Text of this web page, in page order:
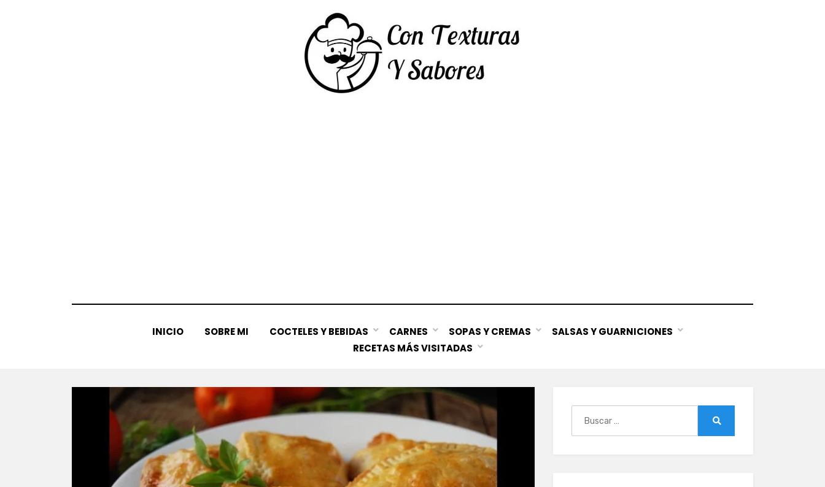
INICIO SOBRE MI COCTELES Y BEBIDAS CARNES SOPAS Y CREMAS
SALSAS Y GUARNICIONES
RECETAS MÁS VISITADAS